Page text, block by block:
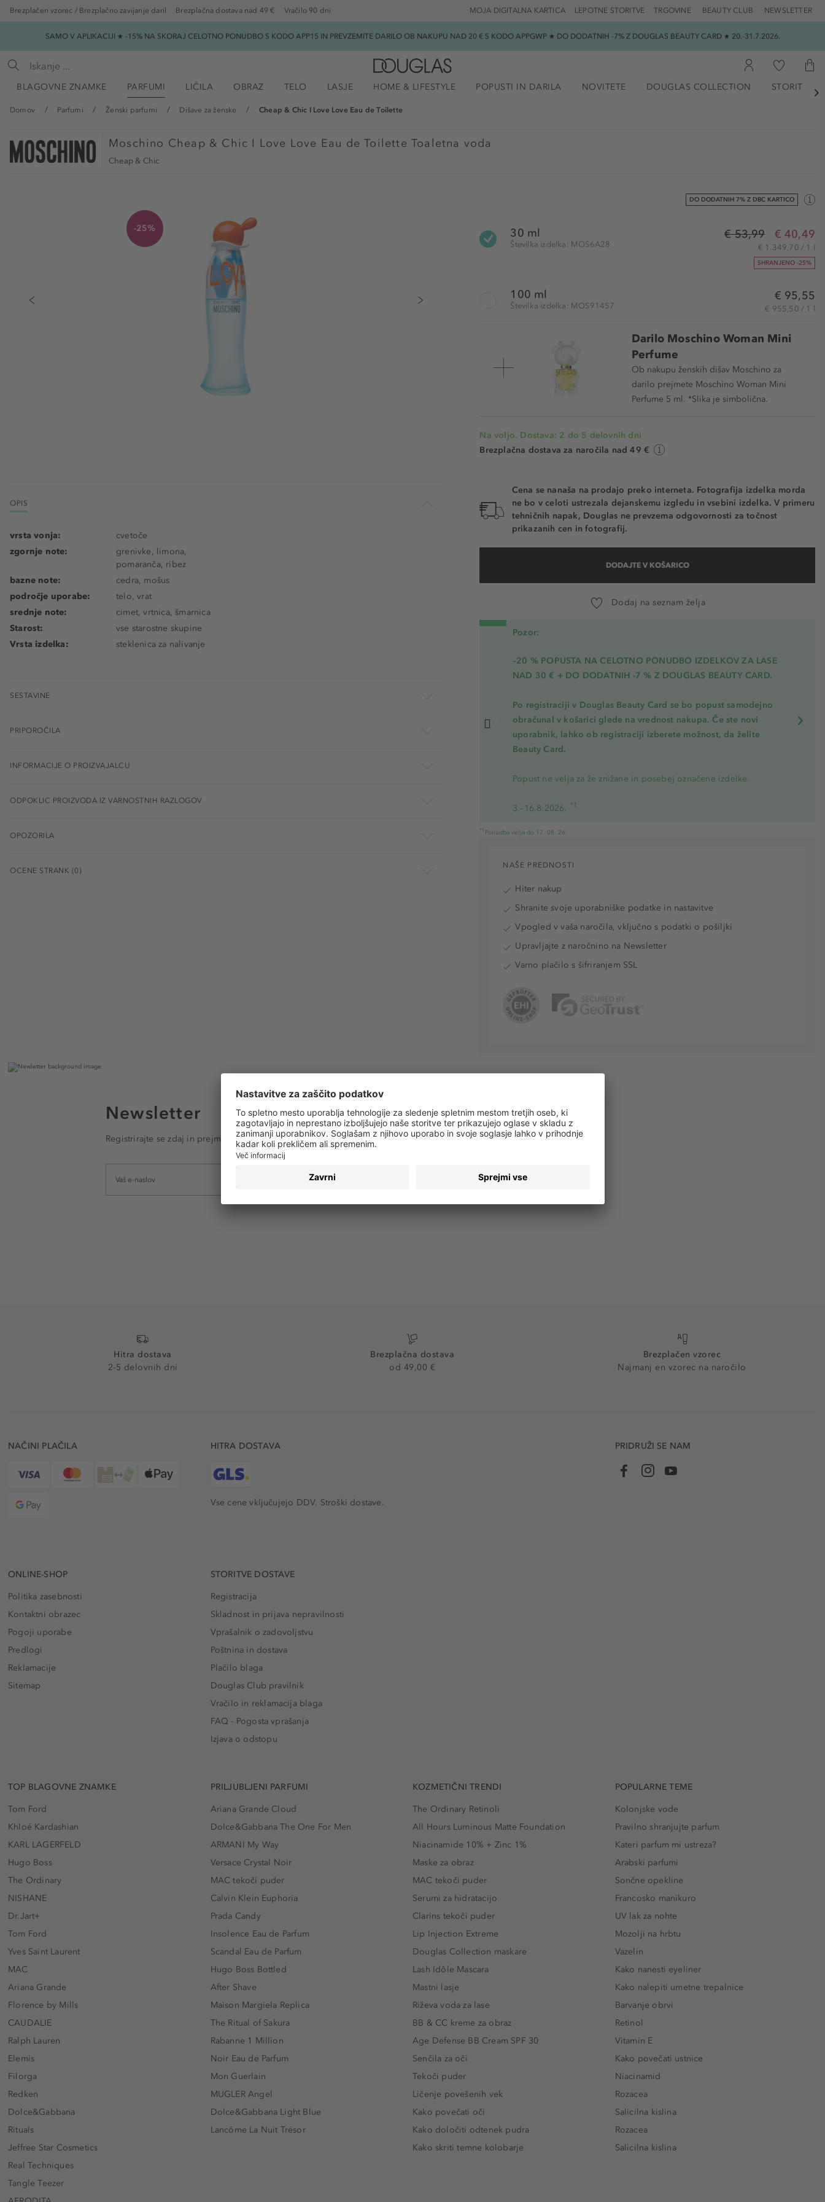
Brezplačen vzorec / Brezplačno zavijanje daril Brezplačna dostava nad 49 € Vračilo 90 dni TRGOVINE BEAUTY CLUB NEWSLETTER
LEPOTNE STORITVE
MOJA DIGITALNA KARTICA
SAMO V APLIKACIJI ★ -15% NA SKORAJ CELOTNO PONUDBO S KODO APP15 IN PREVZEMITE DARILO OB NAKUPU NAD 20 € S KODO APPGWP ★ DO DODATNIH -7% Z DOUGLAS BEAUTY CARD ★ 20.-31.7.2026.
BLAGOVNE ZNAMKE PARFUMI LIČILA OBRAZ TELO LASJE HOME & LIFESTYLE POPUSTI IN DARILA NOVITETE DOUGLAS COLLECTION STORITVE

Domov Parfumi Ženski parfumi Dišave za ženske Cheap & Chic I Love Love Eau de Toilette
Moschino Cheap & Chic I Love Love Eau de Toilette Toaletna voda
Cheap & Chic
DO DODATNIH 7% Z DBC KARTICO
-25% 30 ml
Številka izdelka: MOS6A28
€ 53,99 € 40,49
€ 1.349,70 / 1 l
SHRANJENO -25%
100 ml
Številka izdelka: MOS91457
€ 95,55
€ 955,50 / 1 l
Darilo Moschino Woman Mini
Perfume
Ob nakupu ženskih dišav Moschino za
darilo prejmete Moschino Woman Mini
Perfume 5 ml. *Slika je simbolična.
Na voljo. Dostava: 2 do 5 delovnih dni
Brezplačna dostava za naročila nad 49 €
Cena se nanaša na prodajo preko interneta. Fotografija izdelka morda
ne bo v celoti ustrezala dejanskemu izgledu in vsebini izdelka. V primeru
tehničnih napak, Douglas ne prevzema odgovornosti za točnost
prikazanih cen in fotografij.
DODAJTE V KOŠARICO
Dodaj na seznam želja
Pozor:
–20 % POPUSTA NA CELOTNO PONUDBO IZDELKOV ZA LASE
NAD 30 € + DO DODATNIH -7 % Z DOUGLAS BEAUTY CARD.
Po registraciji v Douglas Beauty Card se bo popust samodejno
obračunal v košarici glede na vrednost nakupa. Če ste novi
uporabnik, lahko ob registraciji izberete možnost, da želite
Beauty Card.
Popust ne velja za že znižane in posebej označene izdelke.
3.–16.8.2026. *1
*1 Ponudba velja do 17. 08. 26.
OPIS
vrsta vonja:
cvetoče
zgornje note:
grenivke, limona,
pomaranča, ribez
bazne note:
cedra, mošus
področje uporabe:
telo, vrat
srednje note:
cimet, vrtnica, šmarnica
Starost:
vse starostne skupine
Vrsta izdelka:
steklenica za nalivanje
SESTAVINE
PRIPOROČILA
INFORMACIJE O PROIZVAJALCU
ODPOKLIC PROIZVODA IZ VARNOSTNIH RAZLOGOV
OPOZORILA
OCENE STRANK (0)
NAŠE PREDNOSTI
Hiter nakup
Shranite svoje uporabniške podatke in nastavitve
Vpogled v vaša naročila, vključno s podatki o pošiljki
Upravljajte z naročnino na Newsletter
Varno plačilo s šifriranjem SSL
Newsletter
Registrirajte se zdaj in prejmite e-poštna obvestila o vseh trendih in ponudbah!
Hitra dostava
2-5 delovnih dni
Brezplačna dostava
od 49,00 €
Brezplačen vzorec
Najmanj en vzorec na naročilo
NAČINI PLAČILA HITRA DOSTAVA
Vse cene vključujejo DDV. Stroški dostave.
PRIDRUŽI SE NAM
ONLINE-SHOP
Politika zasebnosti
Kontaktni obrazec
Pogoji uporabe
Predlogi
Reklamacije
Sitemap
STORITVE DOSTAVE
Registracija
Skladnost in prijava nepravilnosti
Vprašalnik o zadovoljstvu
Poštnina in dostava
Plačilo blaga
Douglas Club pravilnik
Vračilo in reklamacija blaga
FAQ - Pogosta vprašanja
Izjava o odstopu
TOP BLAGOVNE ZNAMKE
Tom Ford
Khloé Kardashian
KARL LAGERFELD
Hugo Boss
The Ordinary
NISHANE
Dr.Jart+
Tom Ford
Yves Saint Laurent
MAC
Ariana Grande
Florence by Mills
CAUDALIE
Ralph Lauren
Elemis
Filorga
Redken
Dolce&Gabbana
Rituals
Jeffree Star Cosmetics
Real Techniques
Tangle Teezer
PRILJUBLJENI PARFUMI
Ariana Grande Cloud
Dolce&Gabbana The One For Men
ARMANI My Way
Versace Crystal Noir
MAC tekoči puder
Calvin Klein Euphoria
Prada Candy
Insolence Eau de Parfum
Scandal Eau de Parfum
Hugo Boss Bottled
After Shave
Maison Margiela Replica
The Ritual of Sakura
Rabanne 1 Million
Noir Eau de Parfum
Mon Guerlain
MUGLER Angel
Dolce&Gabbana Light Blue
Lancôme La Nuit Trésor
KOZMETIČNI TRENDI
The Ordinary Retinoli
All Hours Luminous Matte Foundation
Niacinamide 10% + Zinc 1%
Maske za obraz
MAC tekoči puder
Serumi za hidratacijo
Clarins tekoči puder
Lip Injection Extreme
Douglas Collection maskare
Lash Idôle Mascara
Mastni lasje
Riževa voda za lase
BB & CC kreme za obraz
Age Defense BB Cream SPF 30
Senčila za oči
Tekoči puder
Ličenje povešenih vek
Kako povečati oči
Kako določiti odtenek pudra
Kako skriti temne kolobarje
POPULARNE TEME
Kolonjske vode
Pravilno shranjujte parfum
Kateri parfum mi ustreza?
Arabski parfumi
Sončne opekline
Francosko manikuro
UV lak za nohte
Mozolji na hrbtu
Vazelin
Kako nanesti eyeliner
Kako nalepiti umetne trepalnice
Barvanje obrvi
Retinol
Vitamin E
Kako povečati ustnice
Niacinamid
Rozacea
Salicilna kislina
Rozacea
Salicilna kislina